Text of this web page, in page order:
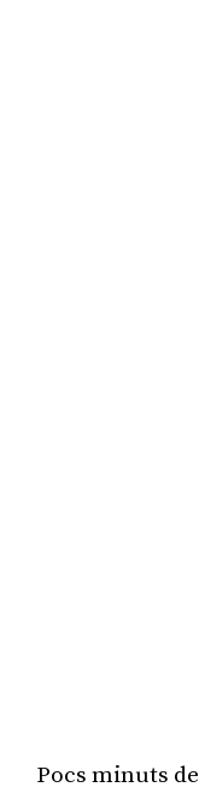
Pocs minuts